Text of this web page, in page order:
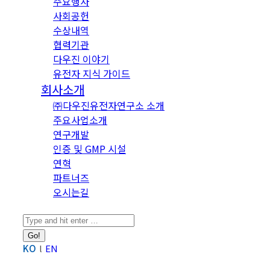
사회공헌
수상내역
협력기관
다우진 이야기
유전자 지식 가이드
회사소개
㈜다우진유전자연구소 소개
주요사업소개
연구개발
인증 및 GMP 시설
연혁
파트너즈
오시는길
Search:
KO EN